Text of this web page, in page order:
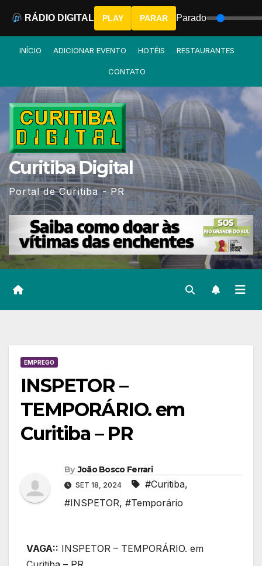
INÍCIO ADICIONAR EVENTO HOTÉIS RESTAURANTES
CONTATO
Curitiba Digital
Portal de Curitiba - PR
EMPREGO
INSPETOR –
TEMPORÁRIO. em
Curitiba – PR
By João Bosco Ferrari
SET 18, 2024 #Curitiba,
#INSPETOR, #Temporário
VAGA:: INSPETOR – TEMPORÁRIO. em
RÁDIO DIGITAL PLAY PARAR Parado